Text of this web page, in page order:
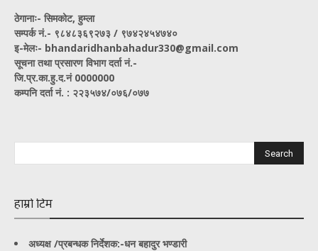
ठेगानाः- सिमकोट, हुम्ला
सम्पर्क नं‍.- ९८४८३६९२७३ / ९७४२४५४७४०
इ-मेलः- bhandaridhanbahadur330@gmail.com
सूचना तथा प्रसारण विभाग दर्ता नं.-
जि.प्र.का.हु.द.नं 0000000
कम्पनि दर्ता नं. : २२३५७४/०७६/०७७
हाम्रो टिम
अध्यक्ष /प्रबन्धक निर्देशक:-धन बहादुर भण्डारी